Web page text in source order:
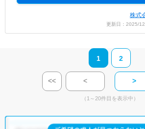
株式
更新日：2025/
1 2
<< < >
（1～20件目を表示中）